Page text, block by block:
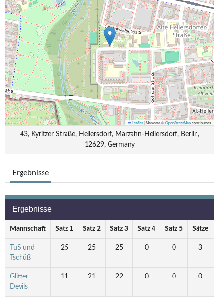
Leaflet|Map data ©OpenStreetMapcontributors
43, Kyritzer Straße, Hellersdorf, Marzahn-Hellersdorf, Berlin,
12629, Germany
Ergebnisse
Ergebnisse
Mannschaft Satz 1 Satz 2 Satz 3 Satz 4 Satz 5 Sätze
TuS und
Tschüß
25 25 25 0 0 3
Glitter
Devils
11 21 22 0 0 0